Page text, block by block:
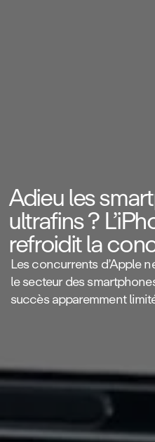
Adieu les
ultrafins ?
refroidit la
Les concurrents d’Apple
le secteur des
succès apparemment